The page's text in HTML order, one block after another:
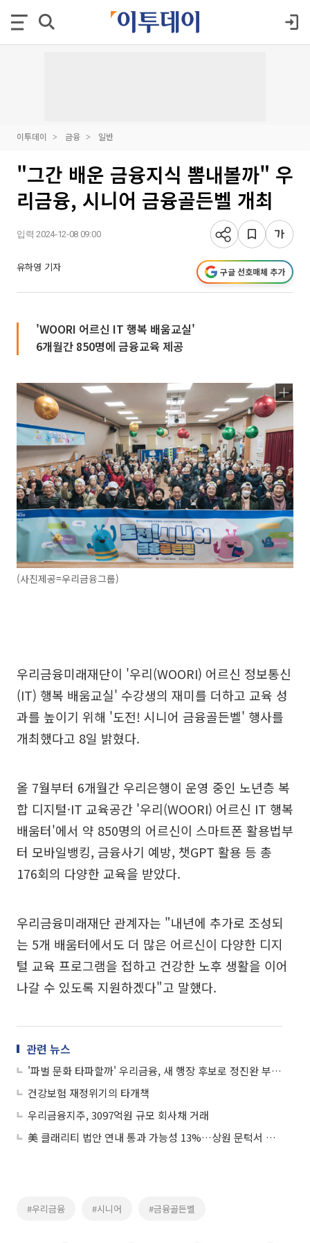
이투데이 금융 일반
"그간 배운 금융지식 뽐내볼까" 우
리금융, 시니어 금융골든벨 개최
입력 2024-12-08 09:00
유하영 기자 구글 선호매체 추가
'WOORI 어르신 IT 행복 배움교실'
6개월간 850명에 금융교육 제공
(사진제공=우리금융그룹)
우리금융미래재단이 '우리(WOORI) 어르신 정보통신
(IT) 행복 배움교실' 수강생의 재미를 더하고 교육 성
과를 높이기 위해 '도전! 시니어 금융골든벨' 행사를
개최했다고 8일 밝혔다.
올 7월부터 6개월간 우리은행이 운영 중인 노년층 복
합 디지털·IT 교육공간 '우리(WOORI) 어르신 IT 행복
배움터'에서 약 850명의 어르신이 스마트폰 활용법부
터 모바일뱅킹, 금융사기 예방, 챗GPT 활용 등 총
176회의 다양한 교육을 받았다.
우리금융미래재단 관계자는 "내년에 추가로 조성되
는 5개 배움터에서도 더 많은 어르신이 다양한 디지
털 교육 프로그램을 접하고 건강한 노후 생활을 이어
나갈 수 있도록 지원하겠다"고 말했다.
관련 뉴스
'파벌 문화 타파할까' 우리금융, 새 행장 후보로 정진완 부행장 낙점
건강보험 재정위기의 타개책
우리금융지주, 3097억원 규모 회사채 거래
美 클래리티 법안 연내 통과 가능성 13%…상원 문턱서 제동
#우리금융 #시니어 #금융골든벨